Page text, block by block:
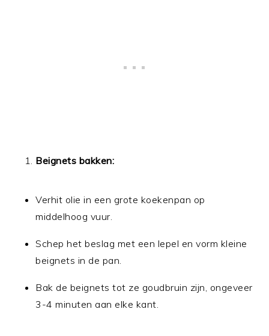
Beignets bakken:
Verhit olie in een grote koekenpan op
middelhoog vuur.
Schep het beslag met een lepel en vorm kleine
beignets in de pan.
Bak de beignets tot ze goudbruin zijn, ongeveer
3-4 minuten aan elke kant.